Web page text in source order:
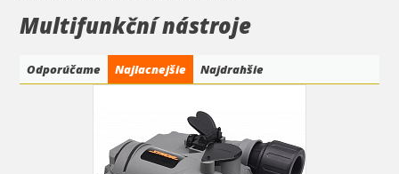
Multifunkční nástroje
Odporúčame Najlacnejšie Najdrahšie